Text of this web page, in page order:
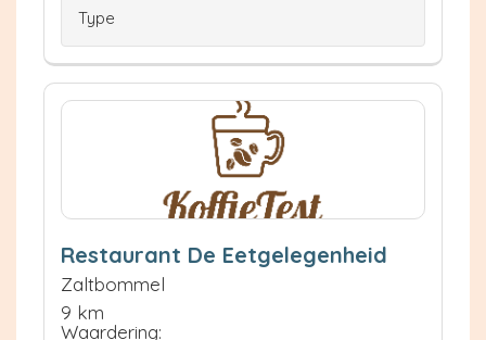
Type
Restaurant De Eetgelegenheid
Zaltbommel
9 km
Waardering: